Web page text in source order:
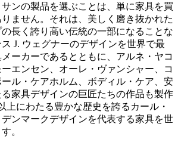
ンの製品を選ぶことは、単に家具を買
ません。それは、美しく磨き抜かれた
長く誇り高い伝統の一部になることな
J. ウェグナーのデザインを世界で最
ーカーであるとともに、アルネ・ヤコ
エンセン、オーレ・ヴァンシャー、コ
ル・ケアホルム、ボディル・ケア、安
家具デザインの巨匠たちの作品も製作
上にわたる豊かな歴史を誇るカール・
ンマークデザインを代表する家具を世
。